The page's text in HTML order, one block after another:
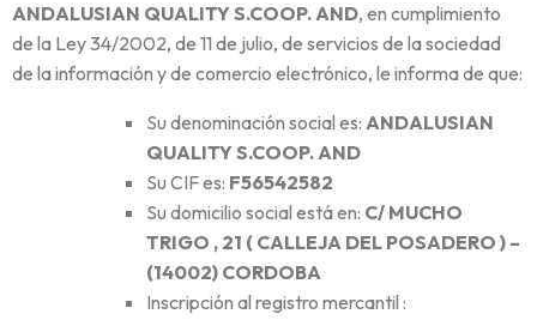
ANDALUSIAN QUALITY S.COOP. AND, en cumplimiento
de la Ley 34/2002, de 11 de julio, de servicios de la sociedad
de la información y de comercio electrónico, le informa de que:
Su denominación social es: ANDALUSIAN
QUALITY S.COOP. AND
Su CIF es: F56542582
Su domicilio social está en: C/ MUCHO
TRIGO , 21 ( CALLEJA DEL POSADERO ) –
(14002) CORDOBA
Inscripción al registro mercantil :